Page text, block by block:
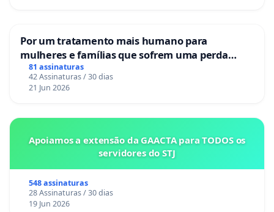
Por um tratamento mais humano para
mulheres e famílias que sofrem uma perda
gestacional nos hospitais portugueses
81 assinaturas
42 Assinaturas / 30 dias
21 Jun 2026
Apoiamos a extensão da GAACTA para TODOS os
servidores do STJ
548 assinaturas
28 Assinaturas / 30 dias
19 Jun 2026